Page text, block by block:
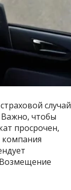
случай
Важно, чтобы
просрочен,
компания